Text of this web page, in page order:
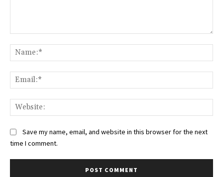
Save my name, email, and website in this browser for the next
time I comment.